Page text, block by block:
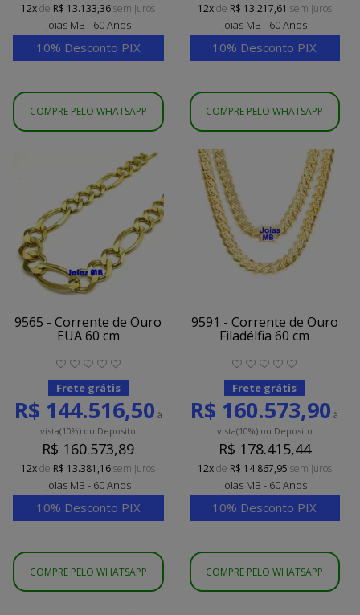
12xde R$ 13.133,36sem juros
Joias MB - 60 Anos
10% Desconto PIX
COMPRE PELO WHATSAPP
12xde R$ 13.217,61 sem juros
Joias MB - 60 Anos
10% Desconto PIX
COMPRE PELO WHATSAPP
9565 - Corrente de Ouro
EUA 60 cm
Frete grátis
R$ 144.516,50 à
vista(10%) ou Deposito
R$ 160.573,89
12xde R$ 13.381,16sem juros
Joias MB - 60 Anos
10% Desconto PIX
COMPRE PELO WHATSAPP
9591 - Corrente de Ouro
Filadélfia 60 cm
Frete grátis
R$ 160.573,90 à
vista(10%)ou Deposito
R$ 178.415,44
12xde R$ 14.867,95 sem juros
Joias MB - 60 Anos
10% Desconto PIX
COMPRE PELO WHATSAPP